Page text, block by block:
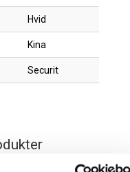
Hvid
Kina
Securit